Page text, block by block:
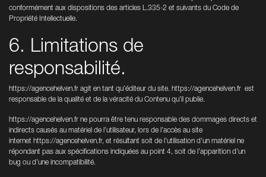
conformément aux dispositions des articles L.335-2 et suivants du Code de
Propriété Intellectuelle.
6. Limitations de
responsabilité.
https://agencehelven.fr agit en tant qu’éditeur du site. https://agencehelven.fr est
responsable de la qualité et de la véracité du Contenu qu’il publie.
https://agencehelven.fr ne pourra être tenu responsable des dommages directs et
indirects causés au matériel de l’utilisateur, lors de l’accès au site
internet https://agencehelven.fr, et résultant soit de l’utilisation d’un matériel ne
répondant pas aux spécifications indiquées au point 4, soit de l’apparition d’un
bug ou d’une incompatibilité.